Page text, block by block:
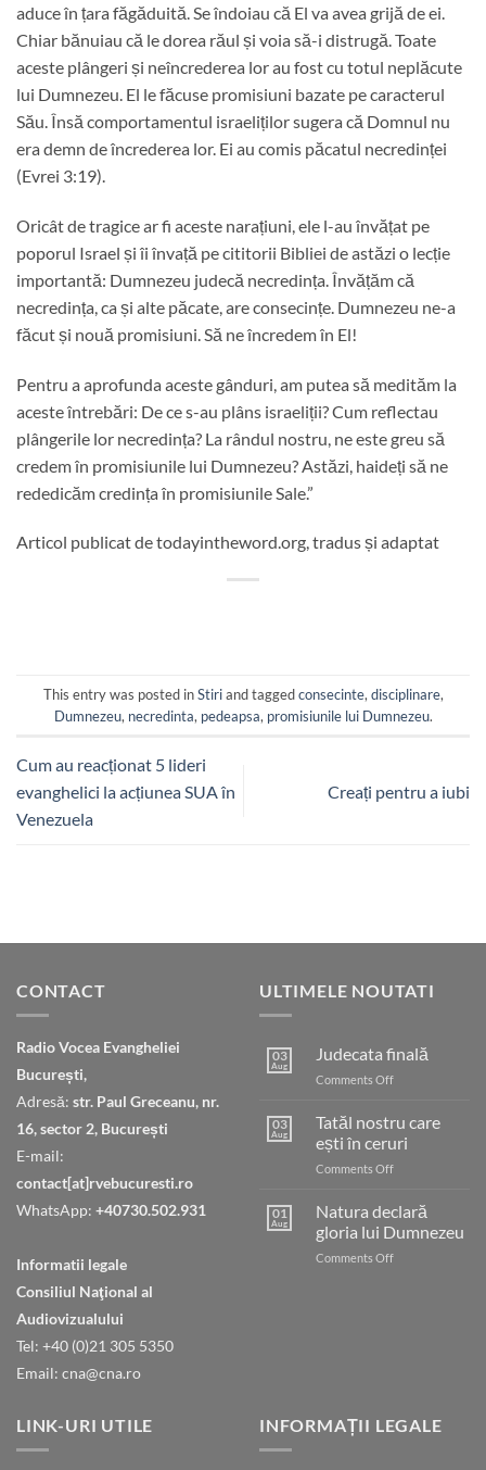
aduce în țara făgăduită. Se îndoiau că El va avea grijă de ei.
Chiar bănuiau că le dorea răul și voia să-i distrugă. Toate
aceste plângeri și neîncrederea lor au fost cu totul neplăcute
lui Dumnezeu. El le făcuse promisiuni bazate pe caracterul
Său. Însă comportamentul israeliților sugera că Domnul nu
era demn de încrederea lor. Ei au comis păcatul necredinței
(Evrei 3:19).
Oricât de tragice ar fi aceste narațiuni, ele l-au învățat pe
poporul Israel și îi învață pe cititorii Bibliei de astăzi o lecție
importantă: Dumnezeu judecă necredința. Învățăm că
necredința, ca și alte păcate, are consecințe. Dumnezeu ne-a
făcut și nouă promisiuni. Să ne încredem în El!
Pentru a aprofunda aceste gânduri, am putea să medităm la
aceste întrebări: De ce s-au plâns israeliții? Cum reflectau
plângerile lor necredința? La rândul nostru, ne este greu să
credem în promisiunile lui Dumnezeu? Astăzi, haideți să ne
rededicăm credința în promisiunile Sale.”
Articol publicat de todayintheword.org, tradus și adaptat
This entry was posted inStiriand taggedconsecinte, disciplinare,
Dumnezeu, necredinta, pedeapsa, promisiunile lui Dumnezeu.
Cum au reacționat 5 lideri
evanghelici la acțiunea SUA în
Venezuela
Creați pentru a iubi
CONTACT
Radio Vocea Evangheliei
București,
Adresă: str. Paul Greceanu, nr.
16, sector 2, București
E-mail:
contact[at]rvebucuresti.ro
WhatsApp: +40730.502.931
Informatii legale
Consiliul Naţional al
Audiovizualului
Tel: +40 (0)21 305 5350
Email: cna@cna.ro
ULTIMELE NOUTATI
03
Aug
Judecata finală
Comments Offon
03
Aug
Tatăl nostru care
ești în ceruri
Comments Offon
nostru
care
ești
în
01
Aug
Natura declară
gloria lui Dumnezeu
Comments Offon
LINK-URI UTILE INFORMAȚII LEGALE